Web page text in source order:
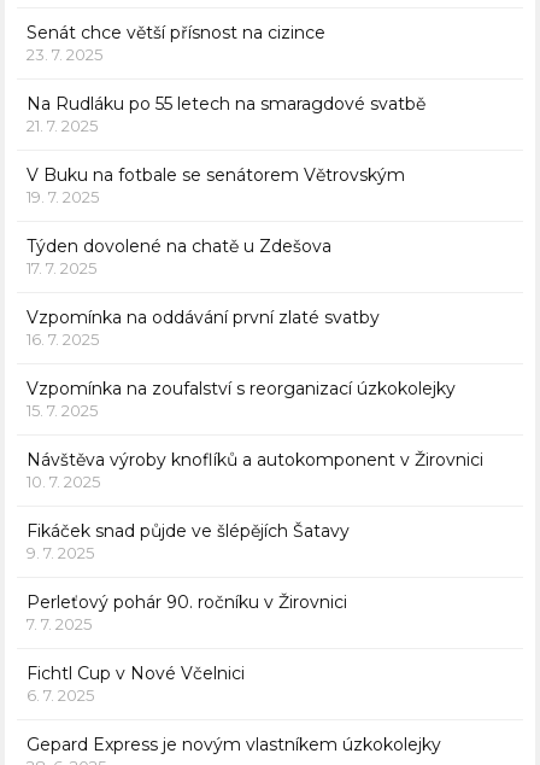
Senát chce větší přísnost na cizince
23. 7. 2025
Na Rudláku po 55 letech na smaragdové svatbě
21. 7. 2025
V Buku na fotbale se senátorem Větrovským
19. 7. 2025
Týden dovolené na chatě u Zdešova
17. 7. 2025
Vzpomínka na oddávání první zlaté svatby
16. 7. 2025
Vzpomínka na zoufalství s reorganizací úzkokolejky
15. 7. 2025
Návštěva výroby knoflíků a autokomponent v Žirovnici
10. 7. 2025
Fikáček snad půjde ve šlépějích Šatavy
9. 7. 2025
Perleťový pohár 90. ročníku v Žirovnici
7. 7. 2025
Fichtl Cup v Nové Včelnici
6. 7. 2025
Gepard Express je novým vlastníkem úzkokolejky